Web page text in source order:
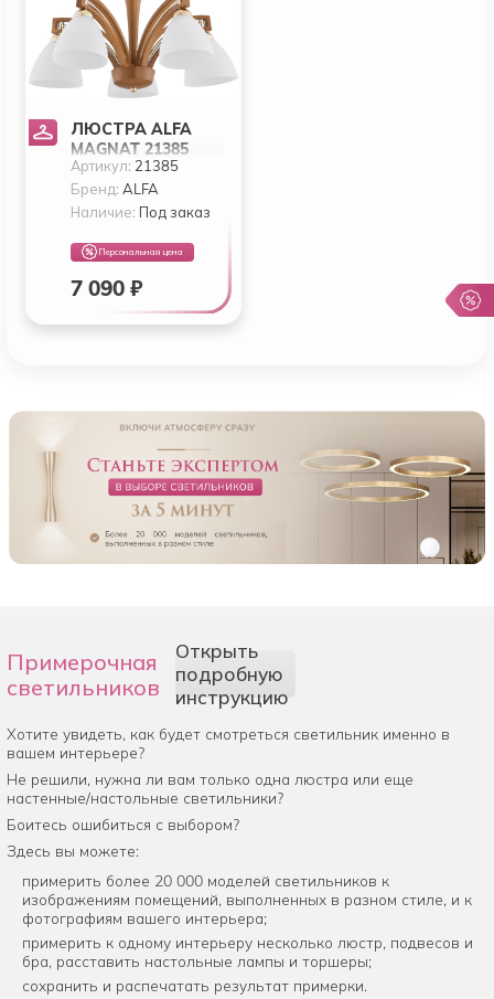
ЛЮСТРА ALFA
MAGNAT 21385
Артикул: 21385
Бренд:ALFA
Наличие: Под заказ
Персональная цена
7 090 ₽
Примерочная
светильников
Открыть
подробную
инструкцию
Хотите увидеть, как будет смотреться светильник именно в
вашем интерьере?
Не решили, нужна ли вам только одна люстра или еще
настенные/настольные светильники?
Боитесь ошибиться с выбором?
Здесь вы можете:
примерить более 20 000 моделей светильников к
изображениям помещений, выполненных в разном стиле, и к
фотографиям вашего интерьера;
примерить к одному интерьеру несколько люстр, подвесов и
бра, расставить настольные лампы и торшеры;
сохранить и распечатать результат примерки.